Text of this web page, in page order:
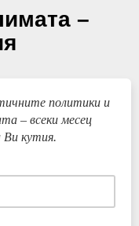
–
политики и
– всеки месец
Ви кутия.